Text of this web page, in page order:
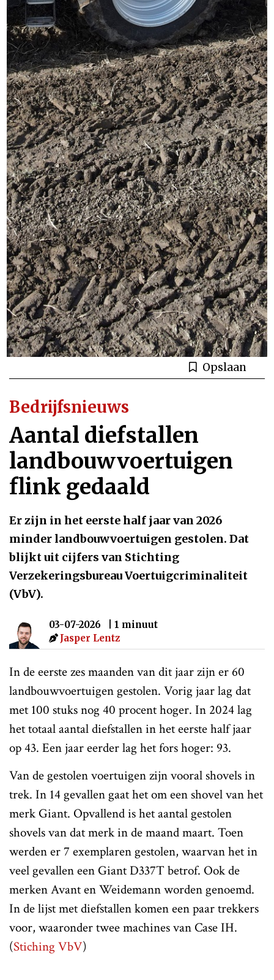
Opslaan
Bedrijfsnieuws
Aantal diefstallen
landbouwvoertuigen
flink gedaald
Er zijn in het eerste half jaar van 2026
minder landbouwvoertuigen gestolen. Dat
blijkt uit cijfers van Stichting
Verzekeringsbureau Voertuigcriminaliteit
(VbV).
03-07-2026
| 1 minuut
Jasper Lentz
In de eerste zes maanden van dit jaar zijn er 60
landbouwvoertuigen gestolen. Vorig jaar lag dat
met 100 stuks nog 40 procent hoger. In 2024 lag
het totaal aantal diefstallen in het eerste half jaar
op 43. Een jaar eerder lag het fors hoger: 93.
Van de gestolen voertuigen zijn vooral shovels in
trek. In 14 gevallen gaat het om een shovel van het
merk Giant. Opvallend is het aantal gestolen
shovels van dat merk in de maand maart. Toen
werden er 7 exemplaren gestolen, waarvan het in
veel gevallen een Giant D337T betrof. Ook de
merken Avant en Weidemann worden genoemd.
In de lijst met diefstallen komen een paar trekkers
voor, waaronder twee machines van Case IH.
(Stiching VbV)